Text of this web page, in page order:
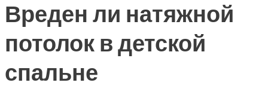
Вреден ли натяжной
потолок в детской
спальне